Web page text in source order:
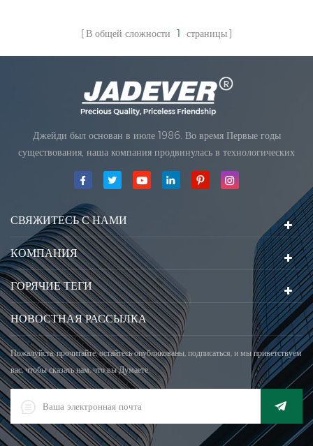
В общей сложности 1 страницы
Джейди был основан в июле 1986. Во время Первые годы
существования, наша компания продвинулась в технологических
инновациях и разработка бизнеса план. В 1998 году наша компания
достигла главной цели качества, когда Первый из наших продуктов
получил одобрение Международной ор
СВЯЖИТЕСЬ С НАМИ
КОМПАНИЯ
ГОРЯЧИЕ ТЕГИ
НОВОСТНАЯ РАССЫЛКА
Пожалуйста, прочитайте, остайтесь опубликованы, подписаться, и мы приветствуем
вас, чтобы сказать нам, что вы Думаете.